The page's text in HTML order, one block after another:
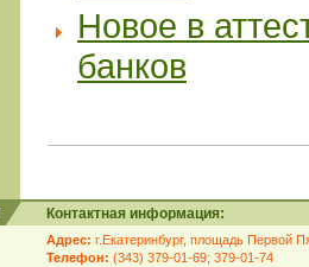
Новое в
банков
Контактная информация:
Адрес: г.Екатеринбург, площадь Первой
Телефон: (343) 379-01-69; 379-01-74